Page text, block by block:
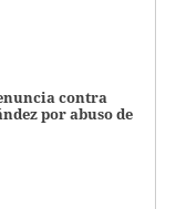
contra
por abuso de